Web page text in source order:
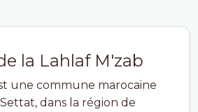
la Lahlaf M'zab
une commune marocaine
dans la région de